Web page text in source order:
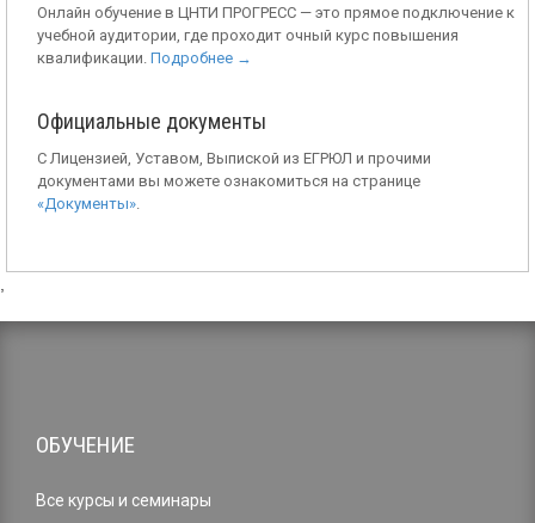
Онлайн обучение в ЦНТИ ПРОГРЕСС — это прямое подключение к
учебной аудитории, где проходит очный курс повышения
квалификации. Подробнее →
Официальные документы
С Лицензией, Уставом, Выпиской из ЕГРЮЛ и прочими
документами вы можете ознакомиться на странице
«Документы».
ОБУЧЕНИЕ
Все курсы и семинары